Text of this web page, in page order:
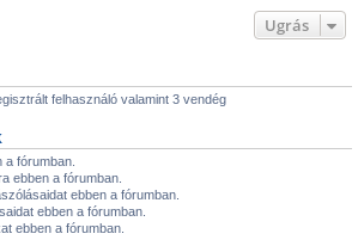
Ugrás
felhasználó valamint 3 vendég
fórumban.
ebben a fórumban.
ebben a fórumban.
ebben a fórumban.
ebben a fórumban.